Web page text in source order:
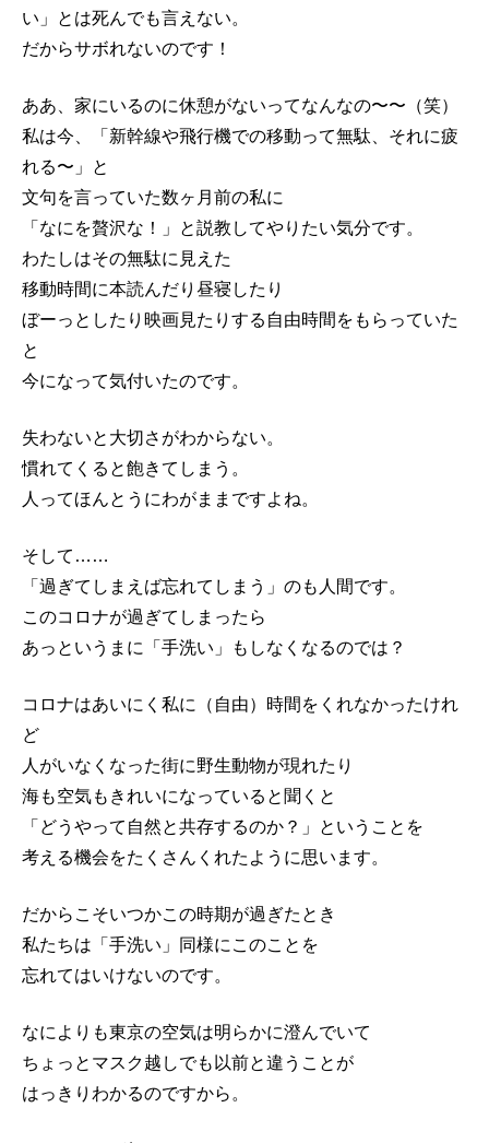
い」とは死んでも言えない。
だからサボれないのです！
ああ、家にいるのに休憩がないってなんなの〜〜（笑）
私は今、「新幹線や飛行機での移動って無駄、それに疲
れる〜」と
文句を言っていた数ヶ月前の私に
「なにを贅沢な！」と説教してやりたい気分です。
わたしはその無駄に見えた
移動時間に本読んだり昼寝したり
ぼーっとしたり映画見たりする自由時間をもらっていた
と
今になって気付いたのです。
失わないと大切さがわからない。
慣れてくると飽きてしまう。
人ってほんとうにわがままですよね。
そして……
「過ぎてしまえば忘れてしまう」のも人間です。
このコロナが過ぎてしまったら
あっというまに「手洗い」もしなくなるのでは？
コロナはあいにく私に（自由）時間をくれなかったけれ
ど
人がいなくなった街に野生動物が現れたり
海も空気もきれいになっていると聞くと
「どうやって自然と共存するのか？」ということを
考える機会をたくさんくれたように思います。
だからこそいつかこの時期が過ぎたとき
私たちは「手洗い」同様にこのことを
忘れてはいけないのです。
なによりも東京の空気は明らかに澄んでいて
ちょっとマスク越しでも以前と違うことが
はっきりわかるのですから。